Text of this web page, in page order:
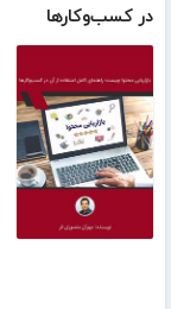
در کسب‌وکارها